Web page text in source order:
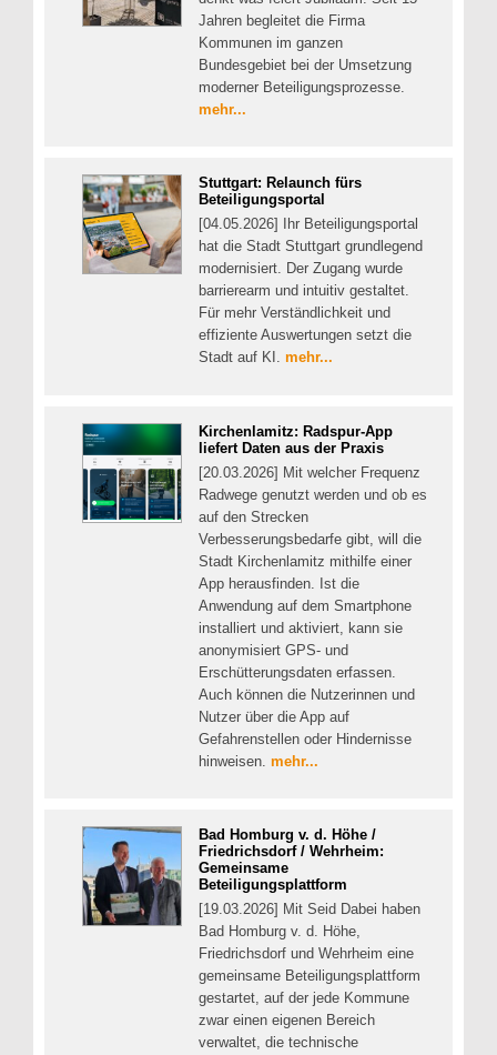
Jahren begleitet die Firma
Kommunen im ganzen
Bundesgebiet bei der Umsetzung
moderner Beteiligungsprozesse.
mehr...
Stuttgart: Relaunch fürs
Beteiligungsportal
[04.05.2026] Ihr Beteiligungsportal
hat die Stadt Stuttgart grundlegend
modernisiert. Der Zugang wurde
barrierearm und intuitiv gestaltet.
Für mehr Verständlichkeit und
effiziente Auswertungen setzt die
Stadt auf KI. mehr...
Kirchenlamitz: Radspur-App
liefert Daten aus der Praxis
[20.03.2026] Mit welcher Frequenz
Radwege genutzt werden und ob es
auf den Strecken
Verbesserungsbedarfe gibt, will die
Stadt Kirchenlamitz mithilfe einer
App herausfinden. Ist die
Anwendung auf dem Smartphone
installiert und aktiviert, kann sie
anonymisiert GPS- und
Erschütterungsdaten erfassen.
Auch können die Nutzerinnen und
Nutzer über die App auf
Gefahrenstellen oder Hindernisse
hinweisen. mehr...
Bad Homburg v. d. Höhe /
Friedrichsdorf / Wehrheim:
Gemeinsame
Beteiligungsplattform
[19.03.2026] Mit Seid Dabei haben
Bad Homburg v. d. Höhe,
Friedrichsdorf und Wehrheim eine
gemeinsame Beteiligungsplattform
gestartet, auf der jede Kommune
zwar einen eigenen Bereich
verwaltet, die technische